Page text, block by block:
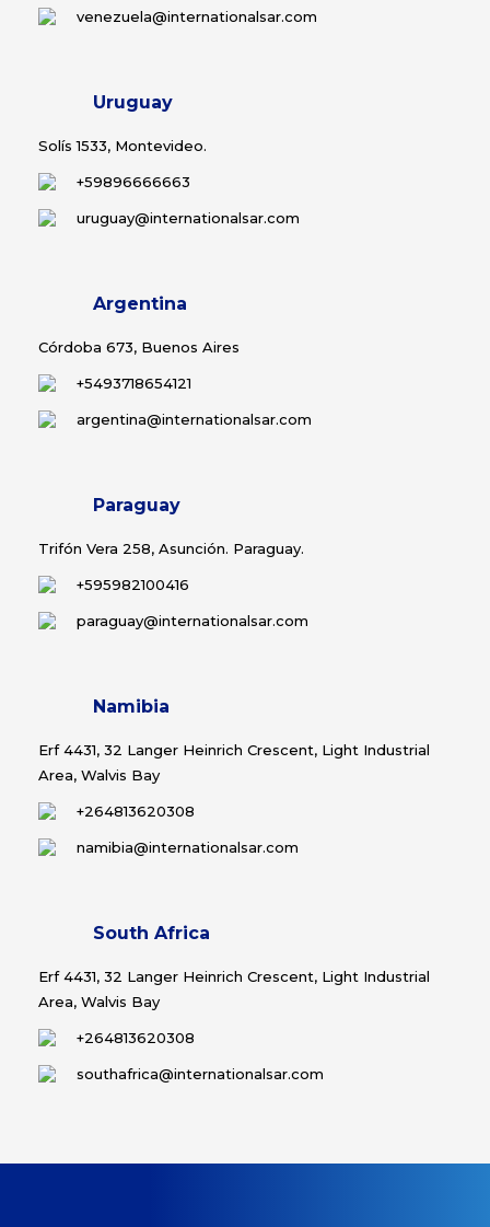
venezuela@internationalsar.com
Uruguay
Solís 1533, Montevideo.
+59896666663
uruguay@internationalsar.com
Argentina
Córdoba 673, Buenos Aires
+5493718654121
argentina@internationalsar.com
Paraguay
Trifón Vera 258, Asunción. Paraguay.
+595982100416
paraguay@internationalsar.com
Namibia
Erf 4431, 32 Langer Heinrich Crescent, Light Industrial
Area, Walvis Bay
+264813620308
namibia@internationalsar.com
South Africa
Erf 4431, 32 Langer Heinrich Crescent, Light Industrial
Area, Walvis Bay
+264813620308
southafrica@internationalsar.com